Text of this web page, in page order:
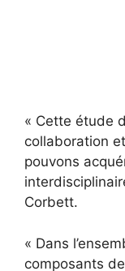
« Cette étude
collaboration
pouvons
Corbett.
« Dans
composants